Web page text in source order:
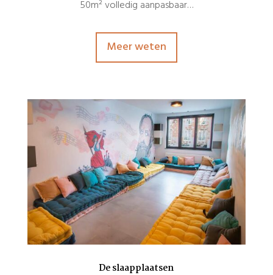
50m² volledig aanpasbaar…
Meer weten
De slaapplaatsen